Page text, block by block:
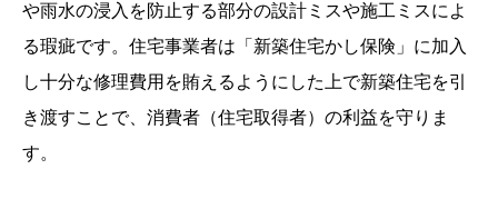
や雨水の浸入を防止する部分の設計ミスや施工ミスによ
る瑕疵です。住宅事業者は「新築住宅かし保険」に加入
し十分な修理費用を賄えるようにした上で新築住宅を引
き渡すことで、消費者（住宅取得者）の利益を守りま
す。